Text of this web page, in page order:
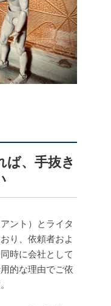
ば、手抜き
ント）とライタ
り、依頼者およ
時に会社として
的な理由でご依